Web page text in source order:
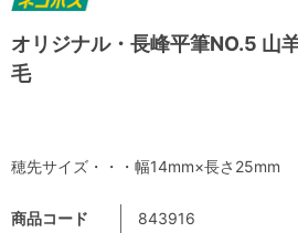
オリジナル・長峰平筆NO.5 山
毛
商品コード 843916
穂先サイズ・・・幅14mm×長さ25mm